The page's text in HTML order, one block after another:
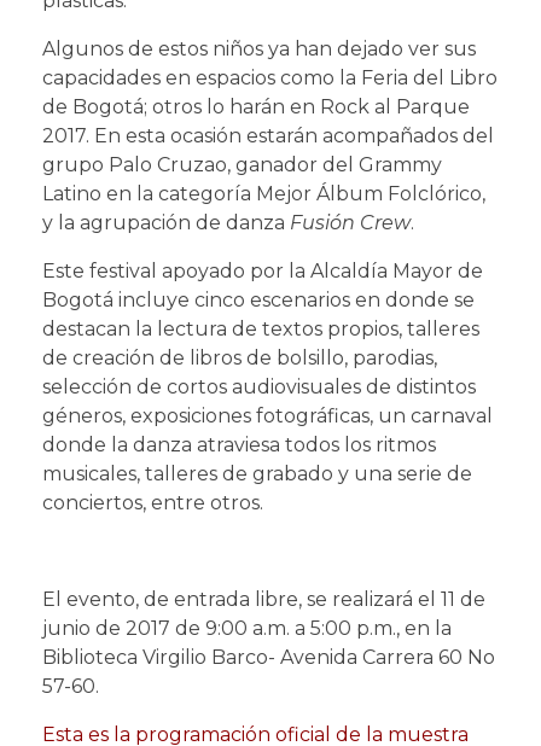
Algunos de estos niños ya han dejado ver sus
capacidades en espacios como la Feria del Libro
de Bogotá; otros lo harán en Rock al Parque
2017. En esta ocasión estarán acompañados del
grupo Palo Cruzao, ganador del Grammy
Latino en la categoría Mejor Álbum Folclórico,
y la agrupación de danza Fusión Crew.
Este festival apoyado por la Alcaldía Mayor de
Bogotá incluye cinco escenarios en donde se
destacan la lectura de textos propios, talleres
de creación de libros de bolsillo, parodias,
selección de cortos audiovisuales de distintos
géneros, exposiciones fotográficas, un carnaval
donde la danza atraviesa todos los ritmos
musicales, talleres de grabado y una serie de
conciertos, entre otros.
El evento, de entrada libre, se realizará el 11 de
junio de 2017 de 9:00 a.m. a 5:00 p.m., en la
Biblioteca Virgilio Barco- Avenida Carrera 60 No
57-60.
Esta es la programación oficial de la muestra